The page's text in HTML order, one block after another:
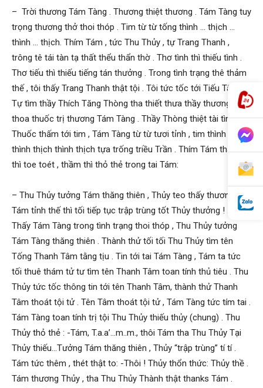
– Trời thương Tám Tàng . Thương thiệt thương . Tám Tàng tuy
trọng thương thở thoi thóp . Tim từ từ tống thình … thịch …
thình … thịch. Thím Tám , tức Thu Thủy , tự Trang Thanh ,
trông tê tái tàn tạ thất thểu thẩn thờ . Thơ tình thì thiếu tình .
Thơ tiếu thì thiếu tiếng tán thưởng . Trong tình trạng thê thảm
thế , tôi thấy Trang Thanh thật tội . Tôi tức tốc tới Tiếu Tâm
Tự tìm thầy Thích Tăng Thòng tha thiết thưa thầy thương tình
thoa thuốc trị thương Tám Tàng . Thầy Thòng thiệt tài tình .
Thuốc thấm tới tim , Tám Tàng từ từ tươi tỉnh , tim thình thịch,
thình thịch thình thịch tựa trống triều Trần . Thím Tám thấy thế
thì toe toét , thầm thì thỏ thẻ trong tai Tám:
– Thu Thủy tưởng Tám thăng thiên , Thủy teo thấy thương .
Tám tỉnh thế thì tối tiếp tục trập trùng tốt Thủy thưởng ! .
Thấy Tám Tàng trong tình trạng thoi thóp , Thu Thủy tưởng
Tám Tàng thăng thiên . Thành thử tối tối Thu Thủy tìm tên
Tống Thanh Tâm tằng tịu . Tin tới tai Tám Tàng , Tám ta tức
tối thuê thám tử tư tìm tên Thanh Tâm toan tính thủ tiêu . Thu
Thủy tức tốc thông tin tới tên Thanh Tâm, thành thử Thanh
Tâm thoát tội tử . Tên Tâm thoát tội tử , Tám Tàng tức tím tai .
Tám Tàng toan tính trị tội Thu Thủy thiếu thủy (chung) . Thu
Thủy thỏ thẻ : -Tám, T.a.a’…m..m., thôi Tám tha Thu Thủy Tại
Thủy thiếu…Tưởng Tám thăng thiên , Thủy “trập trùng” tí tí .
Tám tức thêm , thét thật to: -Thôi ! Thủy thổn thức: Thủy thề .
Tám thương Thủy , tha Thu Thủy Thành thật thanks Tám .